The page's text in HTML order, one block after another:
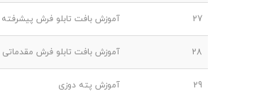
27 آموزش بافت تابلو فرش پیشرفته
28 آموزش بافت تابلو فرش مقدماتی
29 آموزش پته دوزی